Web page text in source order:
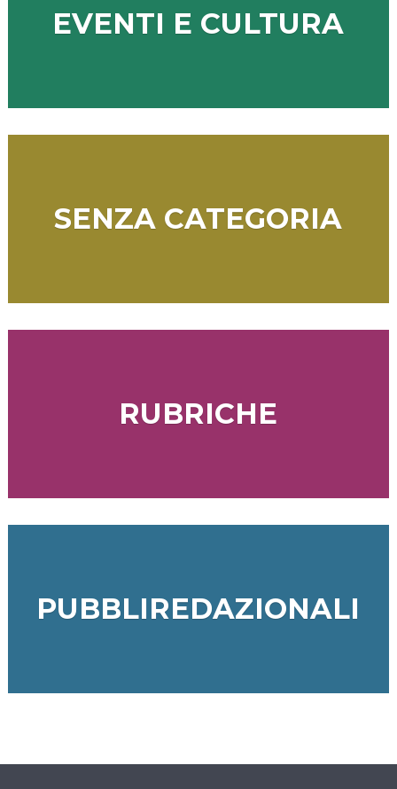
EVENTI E CULTURA
SENZA CATEGORIA
RUBRICHE
PUBBLIREDAZIONALI